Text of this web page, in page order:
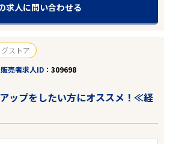
35件
求人に問い合わせる
グストア
売者求人ID 309698
アップをしたい方にオススメ！≪経